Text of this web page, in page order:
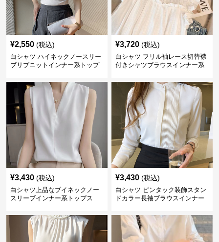
¥2,550 (税込)
白シャツ ハイネックノースリー
ブリブニットインナー系トップ
¥3,720 (税込)
白シャツ フリル袖レース切替襟
付きシャツブラウスインナー系
¥3,430 (税込)
白シャツ上品なブイネックノー
スリーブインナー系トップス
¥3,430 (税込)
白シャツ ピンタック装飾スタン
ドカラー長袖ブラウスインナー